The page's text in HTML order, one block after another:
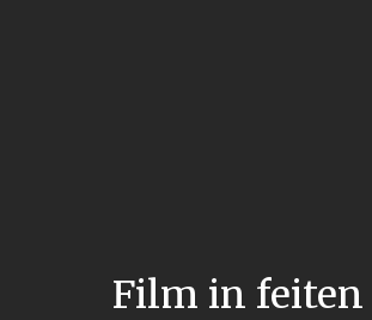
Film in feiten